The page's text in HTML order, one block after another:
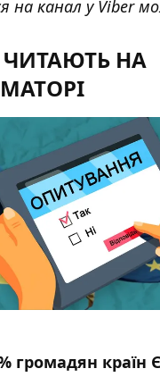
на канал у Viber
ЧИТАЮТЬ НА
громадян країн